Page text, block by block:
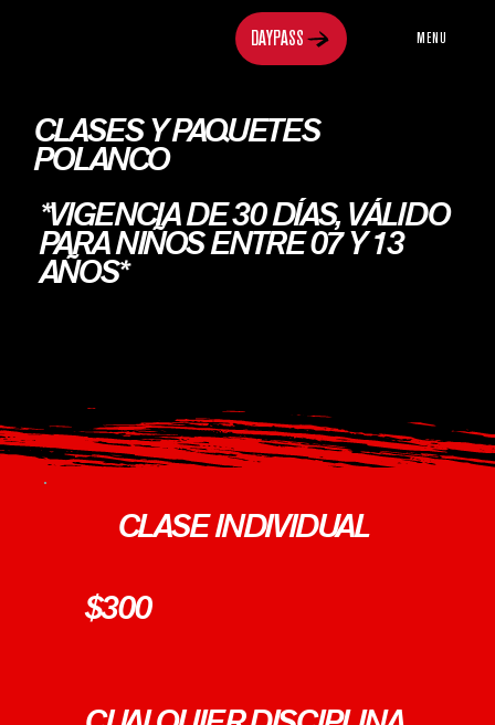
MENU
CLASES Y PAQUETES
POLANCO
*VIGENCIA DE 30 DÍAS, VÁLIDO
PARA NIÑOS ENTRE 07 Y 13
AÑOS*
CLASE INDIVIDUAL
$300